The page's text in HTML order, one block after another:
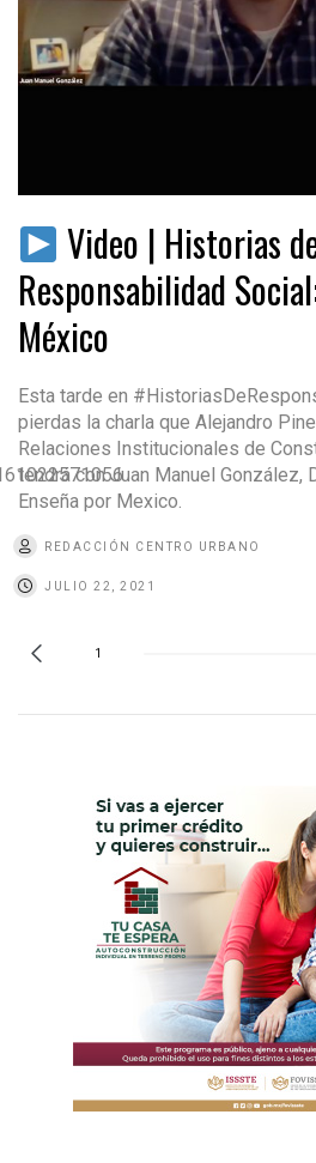
Video | Historias
Responsabilidad
México
Esta tarde en
pierdas la charla que Alejandro
Relaciones Institucionales de
tendrá con Juan Manuel González,
Enseña por Mexico.
REDACCIÓN CENTRO URBANO
JULIO 22, 2021
1